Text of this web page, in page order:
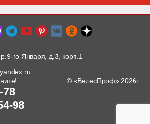
го Января, д.3, корп.1
78
98
© «ВелесПроф» 2026г